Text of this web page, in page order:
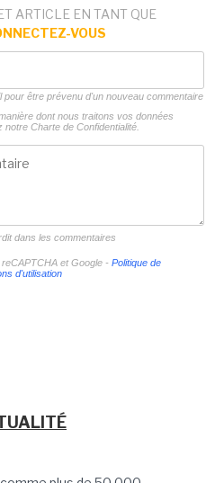
ARTICLE EN TANT QUE
VOUS
pour être prévenu d'un nouveau commentaire
dont nous traitons vos données
notre Charte de Confidentialité.
dans les commentaires
et Google - Politique de
d'utilisation